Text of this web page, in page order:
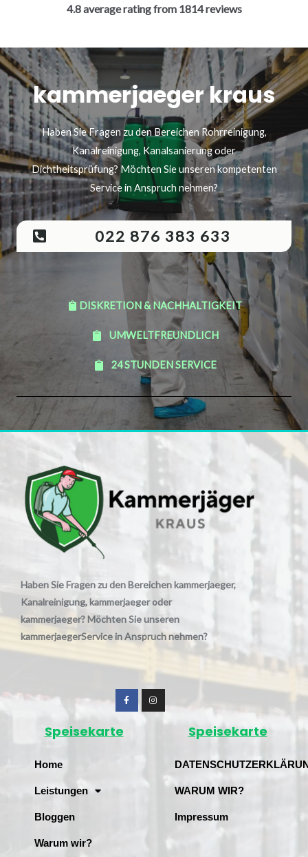
4.8 average rating from 1814 reviews
kammerjaeger kraus
Haben Sie Fragen zu den Bereichen Rohrreinigung,
Kanalreinigung, Kanalsanierung oder
Dichtheitsprüfung? Möchten Sie unseren kompetenten
Service in Anspruch nehmen?
022 876 383 633
DISKRETION & NACHHALTIGKEIT
UMWELTFREUNDLICH
24 STUNDEN SERVICE
Haben Sie Fragen zu den Bereichen kammerjaeger,
Kanalreinigung, kammerjaeger oder
kammerjaeger? Möchten Sie unseren
kammerjaegerService in Anspruch nehmen?
Speisekarte
Home
Leistungen
Bloggen
Warum wir?
Speisekarte
WARUM WIR?
Impressum